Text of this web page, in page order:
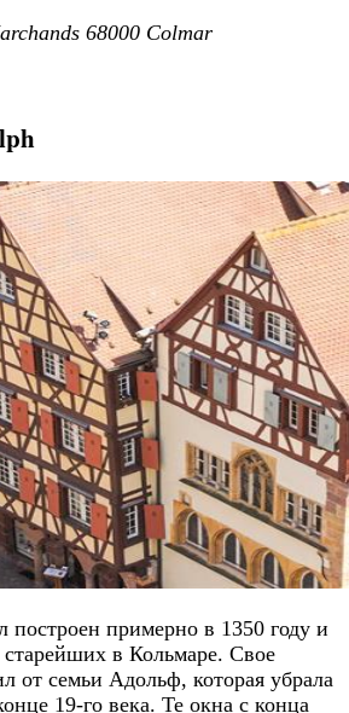
68000 Colmar
примерно в 1350 году и
старейших в Кольмаре. Свое
от семьи Адольф, которая убрала
19-го века. Те окна с конца